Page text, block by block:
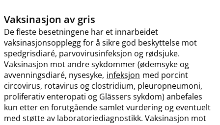
Vaksinasjon av gris
De fleste besetningene har et innarbeidet
vaksinasjonsopplegg for å sikre god beskyttelse mot
spedgrisdiaré, parvovirusinfeksjon og rødsjuke.
Vaksinasjon mot andre sykdommer (ødemsyke og
avvenningsdiaré, nysesyke, infeksjon med porcint
circovirus, rotavirus og clostridium, pleuropneumoni,
proliferativ enteropati og Glässers sykdom) anbefales
kun etter en forutgående samlet vurdering og eventuelt
med støtte av laboratoriediagnostikk. Vaksinasjon mot